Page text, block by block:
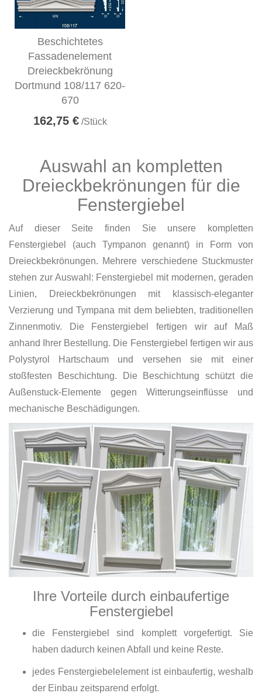
Beschichtetes
Fassadenelement
Dreieckbekrönung
Dortmund 108/117 620-
670
162,75 €/Stück
Auswahl an kompletten
Dreieckbekrönungen für die
Fenstergiebel
Auf dieser Seite finden Sie unsere kompletten
Fenstergiebel (auch Tympanon genannt) in Form von
Dreieckbekrönungen. Mehrere verschiedene Stuckmuster
stehen zur Auswahl: Fenstergiebel mit modernen, geraden
Linien, Dreieckbekrönungen mit klassisch-eleganter
Verzierung und Tympana mit dem beliebten, traditionellen
Zinnenmotiv. Die Fenstergiebel fertigen wir auf Maß
anhand Ihrer Bestellung. Die Fenstergiebel fertigen wir aus
Polystyrol Hartschaum und versehen sie mit einer
stoßfesten Beschichtung. Die Beschichtung schützt die
Außenstuck-Elemente gegen Witterungseinflüsse und
mechanische Beschädigungen.
Ihre Vorteile durch einbaufertige
Fenstergiebel
die Fenstergiebel sind komplett vorgefertigt. Sie
haben dadurch keinen Abfall und keine Reste.
jedes Fenstergiebelelement ist einbaufertig, weshalb
der Einbau zeitsparend erfolgt.